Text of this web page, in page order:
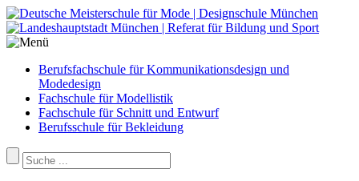
Berufsfachschule für Kommunikationsdesign und
Modedesign
Fachschule für Modellistik
Fachschule für Schnitt und Entwurf
Berufsschule für Bekleidung